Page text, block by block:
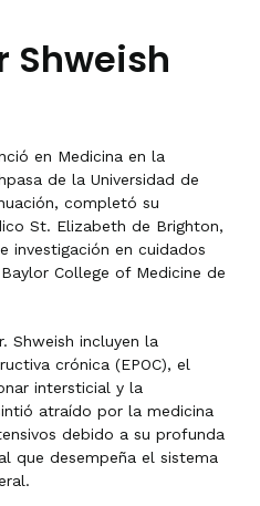
Shweish
en Medicina en la
de la Universidad de
completó su
St. Elizabeth de Brighton,
investigación en cuidados
College of Medicine de
Shweish incluyen la
crónica (EPOC), el
intersticial y la
atraído por la medicina
debido a su profunda
que desempeña el sistema